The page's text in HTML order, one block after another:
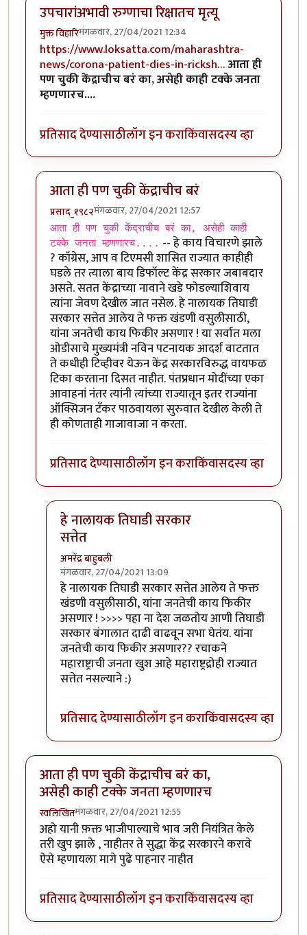
उपचारांअभावी रुग्णाचा रिक्षातच मृत्यू
मुक्त विहारिमंगळवार, 27/04/2021 12:34
https://www.loksatta.com/maharashtra-
news/corona-patient-dies-in-ricksh…आता ही
पण चुकी केंद्राचीच बरं का, असेही काही टक्के जनता
म्हणणारच....
प्रतिसाद देण्यासाठीलॉग इन कराकिंवासदस्य व्हा
आता ही पण चुकी केंद्राचीच बरं
प्रसाद_१९८२मंगळवार, 27/04/2021 12:57
In reply toउपचारांअभावी रुग्णाचा रिक्षातच मृत्यू
आता ही पण चुकी केंद्राचीच बरं का, असेही काही
टक्के जनता म्हणणारच.... -- हे काय विचारणे झाले
? कॉग्रेस, आप व टिएमसी शासित राज्यात काहीही
घडले तर त्याला बाय डिफॉल्ट केंद्र सरकार जबाबदार
असते. सतत केंद्राच्या नावाने खडे फोडल्याशिवाय
त्यांना जेवण देखील जात नसेल. हे नालायक तिघाडी
सरकार सत्तेत आलेय ते फक्त खंडणी वसुलीसाठी,
यांना जनतेची काय फिकीर असणार ! या सर्वात मला
ओडीसाचे मुख्यमंत्री नविन पटनायक आदर्श वाटतात
ते कधीही टिव्हीवर येऊन केंद्र सरकारविरुद्ध वायफळ
टिका करताना दिसत नाहीत. पंतप्रधान मोदींच्या एका
आवाहनां नंतर त्यांनी त्यांच्या राज्यातून इतर राज्यांना
ऑक्सिजन टॅंकर पाठवायला सुरुवात देखील केली ते
ही कोणताही गाजावाजा न करता.
प्रतिसाद देण्यासाठीलॉग इन कराकिंवासदस्य व्हा
हे नालायक तिघाडी सरकार
सत्तेत
अमरेंद्र बाहुबली
मंगळवार, 27/04/2021 13:09
In reply toआता ही पण चुकी केंद्राचीच बरंby
हे नालायक तिघाडी सरकार सत्तेत आलेय ते फक्त
खंडणी वसुलीसाठी, यांना जनतेची काय फिकीर
असणार ! >>>> पहा ना देश जळतोय आणी तिघाडी
सरकार बंगालात दाढी वाढवून सभा घेतंय. यांना
जनतेची काय फिकीर असणार?? रचाकने
महाराष्ट्राची जनता खुश आहे महाराष्ट्रद्रोही राज्यात
सत्तेत नसल्याने :)
प्रतिसाद देण्यासाठीलॉग इन कराकिंवासदस्य व्हा
आता ही पण चुकी केंद्राचीच बरं का,
असेही काही टक्के जनता म्हणणारच
स्वलिखितमंगळवार, 27/04/2021 12:55
अहो यानी फ़क्त भाजीपाल्याचे भाव जरी नियंत्रित केले
तरी खुप झाले , नाहीतर ते सुद्धा केंद्र सरकारने करावे
ऐसे म्हणायला मागे पुढे पाहनार नाहीत
प्रतिसाद देण्यासाठीलॉग इन कराकिंवासदस्य व्हा